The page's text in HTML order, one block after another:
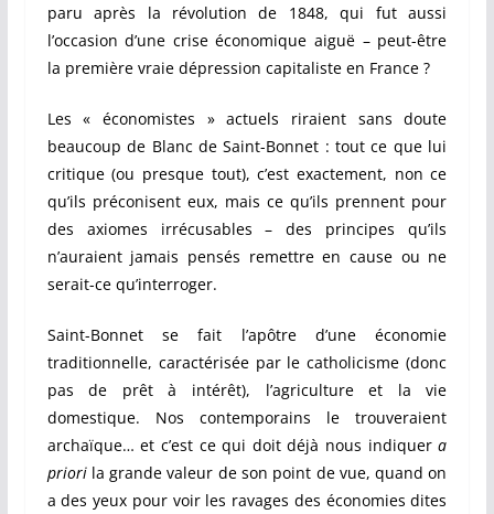
paru après la révolution de 1848, qui fut aussi
l’occasion d’une crise économique aiguë – peut-être
la première vraie dépression capitaliste en France ?
Les « économistes » actuels riraient sans doute
beaucoup de Blanc de Saint-Bonnet : tout ce que lui
critique (ou presque tout), c’est exactement, non ce
qu’ils préconisent eux, mais ce qu’ils prennent pour
des axiomes irrécusables – des principes qu’ils
n’auraient jamais pensés remettre en cause ou ne
serait-ce qu’interroger.
Saint-Bonnet se fait l’apôtre d’une économie
traditionnelle, caractérisée par le catholicisme (donc
pas de prêt à intérêt), l’agriculture et la vie
domestique. Nos contemporains le trouveraient
archaïque… et c’est ce qui doit déjà nous indiquera
priorila grande valeur de son point de vue, quand on
a des yeux pour voir les ravages des économies dites